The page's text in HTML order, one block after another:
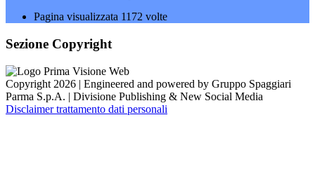
Pagina visualizzata 1172 volte
Sezione Copyright
Copyright 2026 | Engineered and powered by Gruppo Spaggiari
Parma S.p.A. | Divisione Publishing & New Social Media
Disclaimer trattamento dati personali